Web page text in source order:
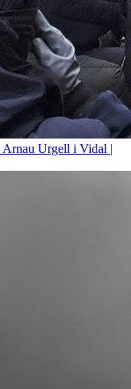
Arnau Urgell i Vidal |